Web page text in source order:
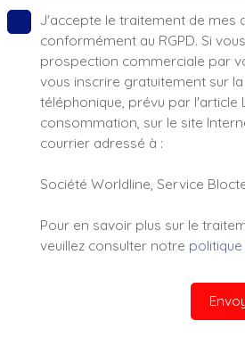
J'accepte le traitement de mes
conformément au RGPD. Si
prospection commerciale par
vous inscrire gratuitement sur
téléphonique, prévu par l'article
consommation, sur le site
courrier adressé à :
Société Worldline, Service Bloctel,
Pour en savoir plus sur le
veuillez consulter notre